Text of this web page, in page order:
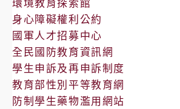
環境教育探索館
身心障礙權利公約
國軍人才招募中心
全民國防教育資訊網
學生申訴及再申訴制度
教育部性別平等教育網
防制學生藥物濫用網站